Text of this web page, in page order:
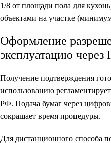
1/8 от площади пола для
объектами на участке
Оформление
эксплуатацию
Получение подтверждения
использованию
РФ. Подача бумаг через
сокращает время процедуры.
Для дистанционного способа